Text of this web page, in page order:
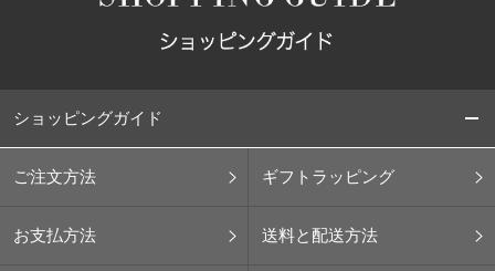
ショッピングガイド
ご注文方法 ギフトラッピング
お支払方法 送料と配送方法